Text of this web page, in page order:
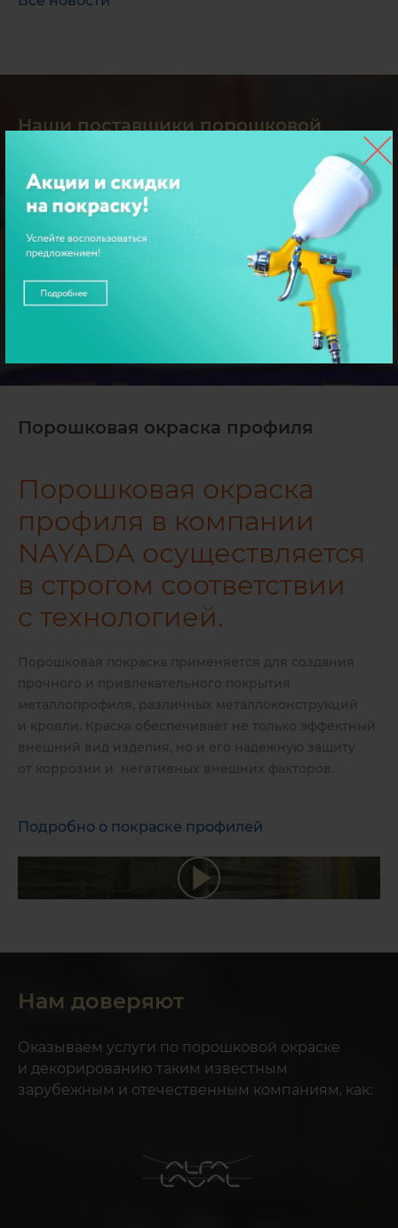
Наши поставщики порошковой
Порошковая окраска профиля
Порошковая окраска
профиля в компании
NAYADA осуществляется
в строгом соответствии
с технологией.
Порошковая покраска применяется для создания
прочного и привлекательного покрытия
металлопрофиля, различных металлоконструкций
и кровли. Краска обеспечивает не только эффектный
внешний вид изделия, но и его надежную защиту
от коррозии и негативных внешних факторов.
Подробно о покраске профилей
Нам доверяют
Оказываем услуги по порошковой окраске
и декорированию таким известным
зарубежным и отечественным компаниям, как: